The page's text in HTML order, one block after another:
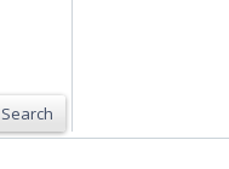
Search